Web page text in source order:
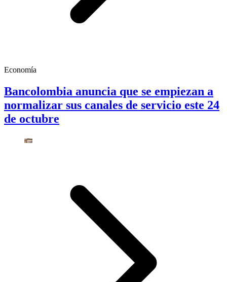
Economía
Bancolombia anuncia que se empiezan a
normalizar sus canales de servicio este 24
de octubre